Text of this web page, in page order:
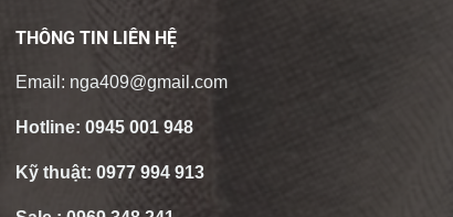
THÔNG TIN LIÊN HỆ
Email: nga409@gmail.com
Hotline: 0945 001 948
Kỹ thuật: 0977 994 913